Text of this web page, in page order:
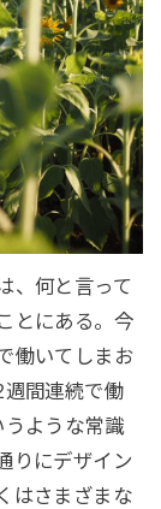
、何と言って
とにある。今
働いてしまお
週間連続で働
うような常識
りにデザイン
はさまざまな